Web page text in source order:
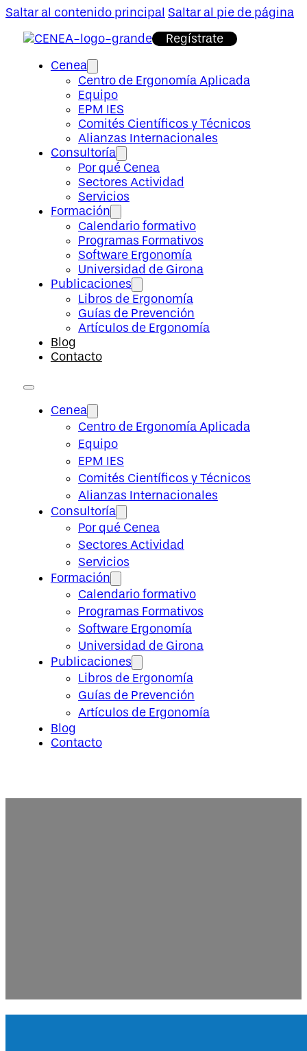
Saltar al contenido principal Saltar al pie de página
Regístrate
Cenea
Centro de Ergonomía Aplicada
Equipo
EPM IES
Comités Científicos y Técnicos
Alianzas Internacionales
Consultoría
Por qué Cenea
Sectores Actividad
Servicios
Formación
Calendario formativo
Programas Formativos
Software Ergonomía
Universidad de Girona
Publicaciones
Libros de Ergonomía
Guías de Prevención
Artículos de Ergonomía
Blog
Contacto
Cenea
Centro de Ergonomía Aplicada
Equipo
EPM IES
Comités Científicos y Técnicos
Alianzas Internacionales
Consultoría
Por qué Cenea
Sectores Actividad
Servicios
Formación
Calendario formativo
Programas Formativos
Software Ergonomía
Universidad de Girona
Publicaciones
Libros de Ergonomía
Guías de Prevención
Artículos de Ergonomía
Blog
Contacto